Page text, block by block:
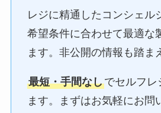
レジに精通したコンシェル
希望条件に合わせて最適な
ます。非公開の情報も踏ま
最短・手間なしでセルフレ
ます。まずはお気軽にお問